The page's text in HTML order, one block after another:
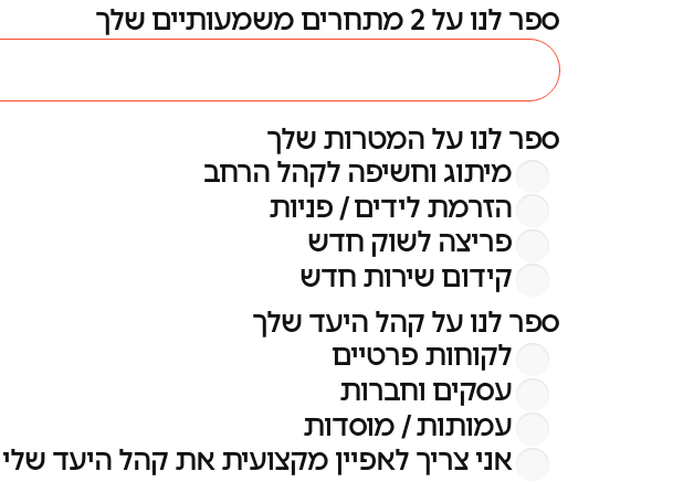
ספר לנו על 2 מתחרים משמעותיים שלך
ספר לנו על המטרות שלך
מיתוג וחשיפה לקהל הרחב
הזרמת לידים / פניות
פריצה לשוק חדש
קידום שירות חדש
ספר לנו על קהל היעד שלך
לקוחות פרטיים
עסקים וחברות
עמותות / מוסדות
אני צריך לאפיין מקצועית את קהל היעד שלי